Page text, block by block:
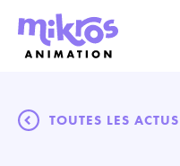
TOUTES LES ACTUS